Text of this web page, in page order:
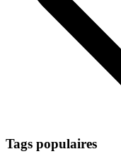
Tags populaires